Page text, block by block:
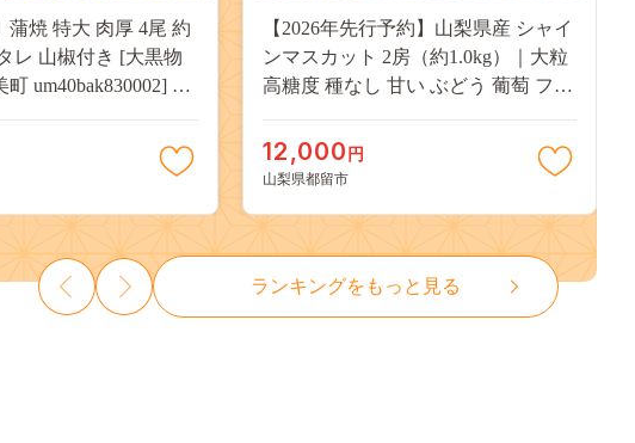
蒲焼 特大 肉厚 4尾 約
レ 山椒付き [大黒物
um40bak830002] 不
焼き 蒲焼き かば焼
個包装 冷凍 13000
【2026年先行予約】山梨県産 シャイ
ンマスカット 2房（約1.0kg）｜大粒
高糖度 種なし 甘い ぶどう 葡萄 フル
JX003
12,000 円
山梨県都留市
ランキングをもっと見る